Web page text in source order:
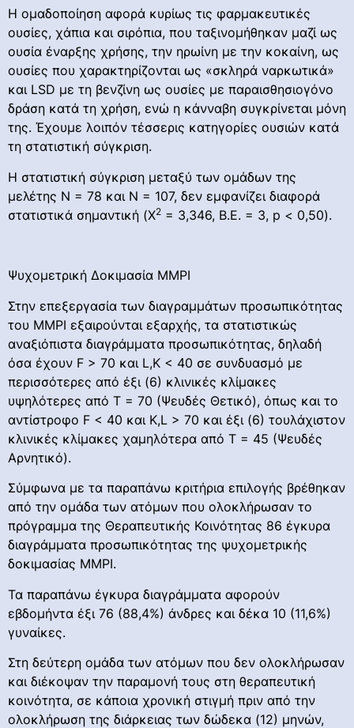
Η ομαδοποίηση αφορά κυρίως τις φαρμακευτικές
ουσίες, χάπια και σιρόπια, που ταξινομήθηκαν μαζί ως
ουσία έναρξης χρήσης, την ηρωίνη με την κοκαίνη, ως
ουσίες που χαρακτηρίζονται ως «σκληρά ναρκωτικά»
και LSD με τη βενζίνη ως ουσίες με παραισθησιογόνο
δράση κατά τη χρήση, ενώ η κάνναβη συγκρίνεται μόνη
της. Έχουμε λοιπόν τέσσερις κατηγορίες ουσιών κατά
τη στατιστική σύγκριση.
Η στατιστική σύγκριση μεταξύ των ομάδων της
μελέτης Ν = 78 και Ν = 107, δεν εμφανίζει διαφορά
στατιστικά σημαντική (Χ2 = 3,346, Β.Ε. = 3, p < 0,50).
Ψυχομετρική Δοκιμασία ΜΜΡΙ
Στην επεξεργασία των διαγραμμάτων προσωπικότητας
του ΜΜΡΙ εξαιρούνται εξαρχής, τα στατιστικώς
αναξιόπιστα διαγράμματα προσωπικότητας, δηλαδή
όσα έχουν F > 70 και L,K < 40 σε συνδυασμό με
περισσότερες από έξι (6) κλινικές κλίμακες
υψηλότερες από Τ = 70 (Ψευδές Θετικό), όπως και το
αντίστροφο F < 40 και K,L > 70 και έξι (6) τουλάχιστον
κλινικές κλίμακες χαμηλότερα από Τ = 45 (Ψευδές
Αρνητικό).
Σύμφωνα με τα παραπάνω κριτήρια επιλογής βρέθηκαν
από την ομάδα των ατόμων που ολοκλήρωσαν το
πρόγραμμα της Θεραπευτικής Κοινότητας 86 έγκυρα
διαγράμματα προσωπικότητας της ψυχομετρικής
δοκιμασίας ΜΜΡΙ.
Τα παραπάνω έγκυρα διαγράμματα αφορούν
εβδομήντα έξι 76 (88,4%) άνδρες και δέκα 10 (11,6%)
γυναίκες.
Στη δεύτερη ομάδα των ατόμων που δεν ολοκλήρωσαν
και διέκοψαν την παραμονή τους στη θεραπευτική
κοινότητα, σε κάποια χρονική στιγμή πριν από την
ολοκλήρωση της διάρκειας των δώδεκα (12) μηνών,